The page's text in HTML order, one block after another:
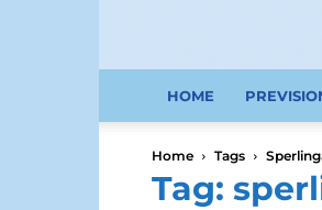
HOME
Home Tags
Tag: